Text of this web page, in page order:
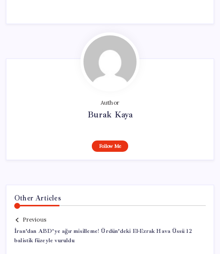
Author
Burak Kaya
Follow Me
Other Articles
Previous
İran’dan ABD’ye ağır misilleme! Ürdün’deki El-Ezrak Hava Üssü 12
balistik füzeyle vuruldu